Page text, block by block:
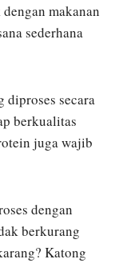
makanan
sederhana
diproses secara
berkualitas
juga wajib
dengan
berkurang
Katong